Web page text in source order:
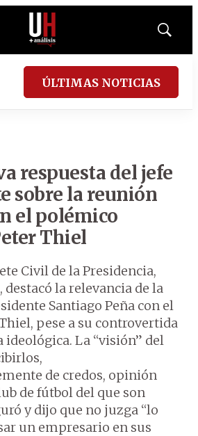
Mostrar
ÚLTIMAS NOTICIAS
respuesta del jefe
sobre la reunión
el polémico
Thiel
Civil de la Presidencia,
destacó la relevancia de la
Santiago Peña con el
pese a su controvertida
La “visión” del
de credos, opinión
de fútbol del que son
y dijo que no juzga “lo
un empresario en sus